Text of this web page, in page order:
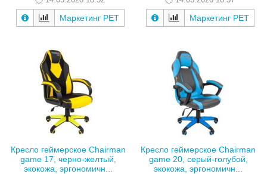
Маркетинг РЕТ Маркетинг РЕТ
Кресло геймерское Chairman
game 17, черно-желтый,
экокожа, эргономичн...
Кресло геймерское Chairman
game 20, серый-голубой,
экокожа, эргономичн...